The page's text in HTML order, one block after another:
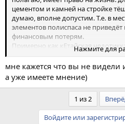
цементом и камней на стройке
думаю, вполне допустим. Т.е. в
элементов полиспаса не
финансовым потерям.
Примерно как кЕтайская
использования её дома, в гараже
Нажмите для
мне кажется что вы не видели
а уже имеете мнение)
1 из 2
Войдите или